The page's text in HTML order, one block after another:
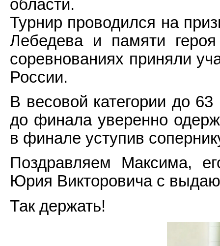
области.
Турнир проводился на
Лебедева и памяти
соревнованиях приняли
России.
В весовой категории до
до финала уверенно
в финале уступив
Поздравляем Максима,
Юрия Викторовича с
Так держать!